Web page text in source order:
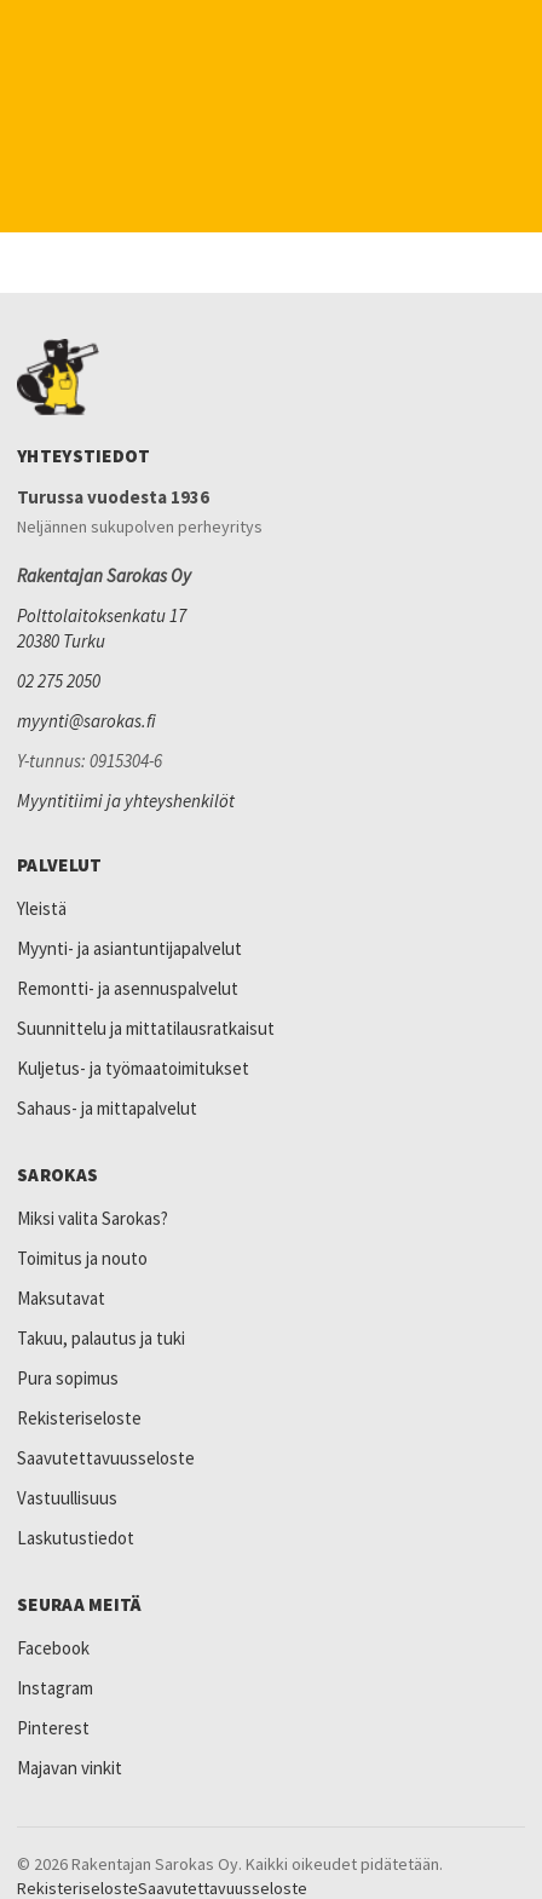
YHTEYSTIEDOT
Turussa vuodesta 1936
Neljännen sukupolven perheyritys
Rakentajan Sarokas Oy
Polttolaitoksenkatu 17
20380 Turku
02 275 2050
myynti@sarokas.fi
Y-tunnus: 0915304-6
Myyntitiimi ja yhteyshenkilöt
PALVELUT
Yleistä
Myynti- ja asiantuntijapalvelut
Remontti- ja asennuspalvelut
Suunnittelu ja mittatilausratkaisut
Kuljetus- ja työmaatoimitukset
Sahaus- ja mittapalvelut
SAROKAS
Miksi valita Sarokas?
Toimitus ja nouto
Maksutavat
Takuu, palautus ja tuki
Pura sopimus
Rekisteriseloste
Saavutettavuusseloste
Vastuullisuus
Laskutustiedot
SEURAA MEITÄ
Facebook
Instagram
Pinterest
Majavan vinkit
© 2026 Rakentajan Sarokas Oy. Kaikki oikeudet pidätetään.
RekisteriselosteSaavutettavuusseloste